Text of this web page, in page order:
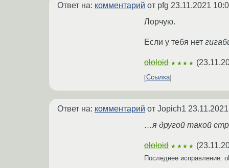
Ответ на: комментарий от pfg 23.11.2021
Лорчую.
Если у тебя нет
ololoid ★★★★ (
Ссылка
Ответ на: комментарий от Jopich1
…я другой такой
ololoid ★★★★ (
Последнее исправление: